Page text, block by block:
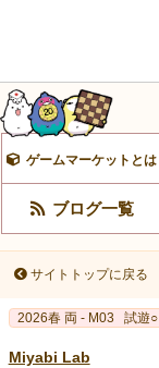
ゲームマーケットとは
ブログ一覧
サイトトップに戻る
2026春 両 - M03 試遊○
Miyabi Lab